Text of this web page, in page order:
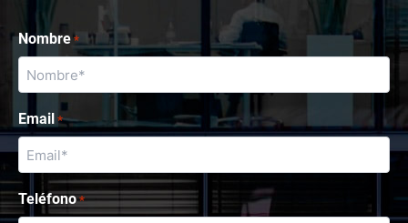
Nombre *
Email *
Teléfono *